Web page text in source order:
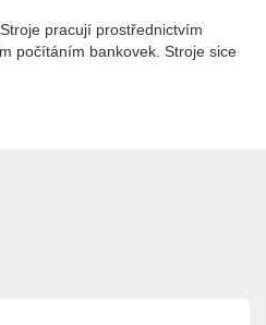
pracují prostřednictvím
počítáním bankovek. Stroje sice